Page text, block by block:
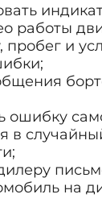
работы
пробег и
ошибку
в
на